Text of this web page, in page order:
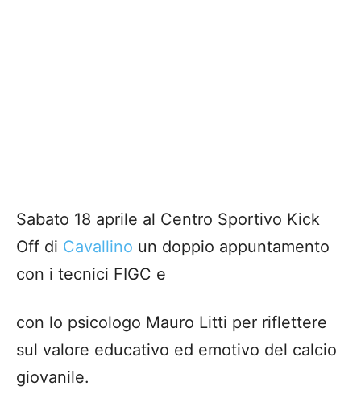
Sabato 18 aprile al Centro Sportivo Kick
Off di Cavallino un doppio appuntamento
con i tecnici FIGC e
con lo psicologo Mauro Litti per riflettere
sul valore educativo ed emotivo del calcio
giovanile.